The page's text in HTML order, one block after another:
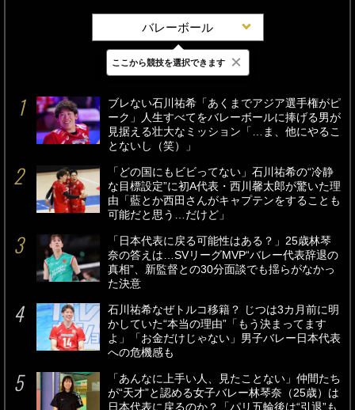
バレーボール
最新 24時間 週間
ブレない石川祐希「あくまでアジア選手権がピ
ーク」人生すべてをバレーボールに捧げる男が
見据える壮大なミッション「…ま、他にやるこ
とないし（笑）」
「どの国にもビビってない」石川祐希の“冷静
な目標設定”に初A代表・西川馨太郎が驚いた理
由「藍とか西田さんがキャプテンをすることも
可能だと思う…だけど」
「日本代表に戻る可能性はある？」25歳林琴
奈の答えは…SVリーグMVP“バレー代表辞退の
真相”、新監督との30分面談でも揺らがなかっ
た決意
石川祐希なぜトルコ移籍？ じつは3カ月前に明
かしていた“本当の理由”「もう決まってます
よ」「お金だけじゃない」男子バレー日本代表
への危機感も
「あんなに上手い人、見たことない」仲間たち
が“天才”と認める女子バレー林琴奈（25歳）は
日本代表に戻るのか？「パリ五輪後は“引退”も
ここから競技を選択できます ×